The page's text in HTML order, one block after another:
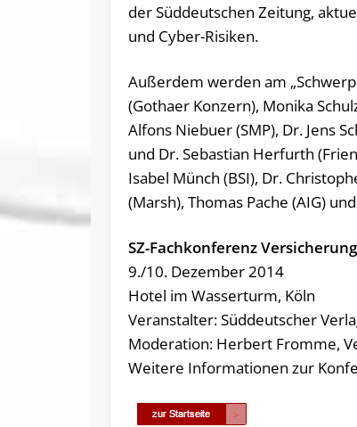
der Süddeutschen Zeitung,
und Cyber-Risiken.
Außerdem werden am
(Gothaer Konzern), Monika
Alfons Niebuer (SMP), Dr. Jens
und Dr. Sebastian Herfurth
Isabel Münch (BSI), Dr.
(Marsh), Thomas Pache (AIG)
SZ-Fachkonferenz
9./10. Dezember 2014
Hotel im Wasserturm, Köln
Veranstalter: Süddeutscher
Moderation: Herbert Fromme,
Weitere Informationen zur